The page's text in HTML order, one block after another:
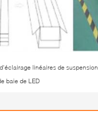
linéaires de suspension
baie de LED